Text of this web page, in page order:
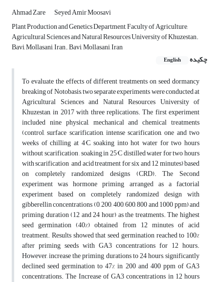
Ahmad Zare
Seyed Amir Moosavi
Plant Production and Genetics Department, Faculty of Agriculture,
Agricultural Sciences and Natural Resources University of Khuzestan.
Bavi, Mollasani, Iran., Bavi, Mollasani, Iran
چکیده
English
To evaluate the effects of different treatments on seed dormancy
breaking of Notobasis, two separate experiments were conducted at
Agricultural Sciences and Natural Resources University of
Khuzestan, in 2017 with three replications. The first experiment
included nine physical, mechanical and chemical treatments
(control, surface scarification, intense scarification, one and two
weeks of chilling at 4°C, soaking into hot water for two hours
without scarification , soaking in 25°C distilled water for two hours
with scarification and acid treatment for six and 12 minutes) based
on completely randomized designs (CRD). The Second
experiment was hormone priming arranged as a factorial
experiment based on completely randomized design with
gibberellin concentrations (0, 200, 400, 600, 800 and 1000 ppm) and
priming duration (12 and 24 hour) as the treatments. The highest
seed germination (40%) obtained from 12 minutes of acid
treatment. Results showed that seed germination reached to 100%
after priming seeds with GA3 concentrations for 12 hours.
However, increase the priming durations to 24 hours, significantly
declined seed germination to 47% in 200 and 400 ppm of GA3
concentrations. The Increase of GA3 concentrations in 12 hours